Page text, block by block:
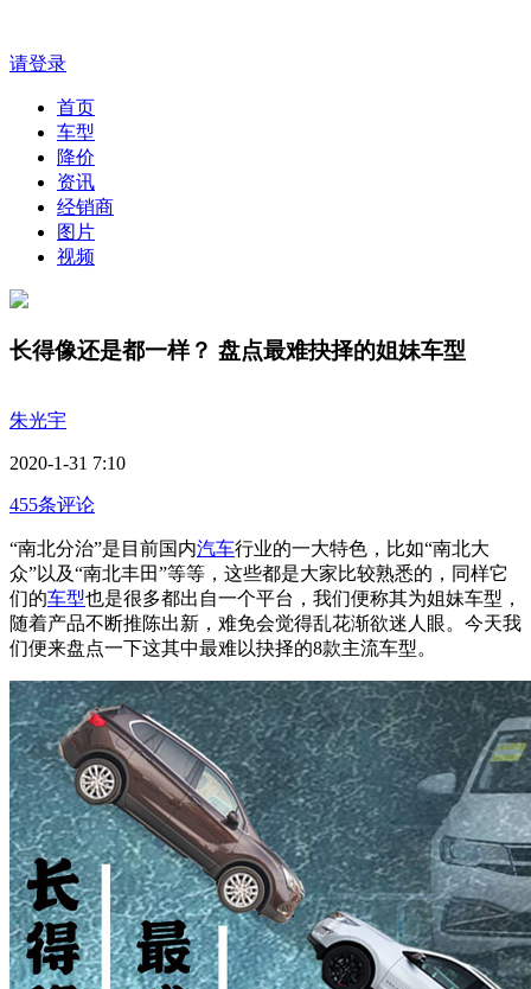
请登录
首页
车型
降价
资讯
经销商
图片
视频
长得像还是都一样？ 盘点最难抉择的姐妹车型
朱光宇
2020-1-31 7:10
455条评论
“南北分治”是目前国内汽车行业的一大特色，比如“南北大
众”以及“南北丰田”等等，这些都是大家比较熟悉的，同样它
们的车型也是很多都出自一个平台，我们便称其为姐妹车型，
随着产品不断推陈出新，难免会觉得乱花渐欲迷人眼。今天我
们便来盘点一下这其中最难以抉择的8款主流车型。